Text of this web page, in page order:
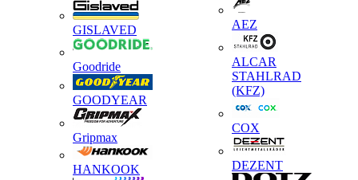
GISLAVED
Goodride
GOODYEAR
Gripmax
HANKOOK
AEZ
ALCAR
STAHLRAD
(KFZ)
COX
DEZENT